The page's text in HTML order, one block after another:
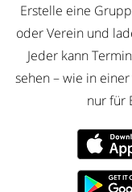
Erstelle eine
oder Verein und
Jeder kann
sehen – wie in
nur für